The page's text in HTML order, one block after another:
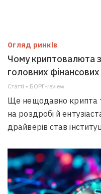
Огляд ринків
Чому криптовалюта
головних фінансових
Статті • БОРГ-review
Ще нещодавно крипта
на роздробі й
драйверів став